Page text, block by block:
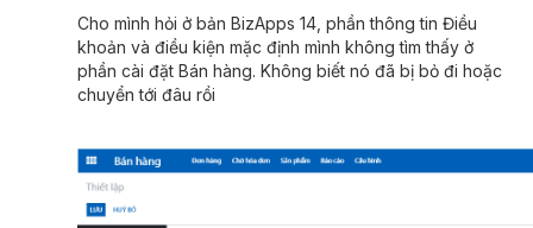
Cho mình hỏi ở bản BizApps 14, phần thông tin Điều
khoản và điều kiện mặc định mình không tìm thấy ở
phần cài đặt Bán hàng. Không biết nó đã bị bỏ đi hoặc
chuyển tới đâu rồi